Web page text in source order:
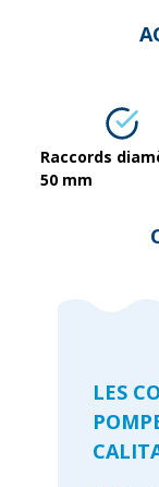
Raccords
50 mm
LES